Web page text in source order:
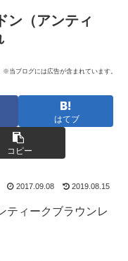
ン（アンティ
※当ブログには広告が含まれています。
はてブ
コピー
2017.09.08 2019.08.15
ティークブラウンレ